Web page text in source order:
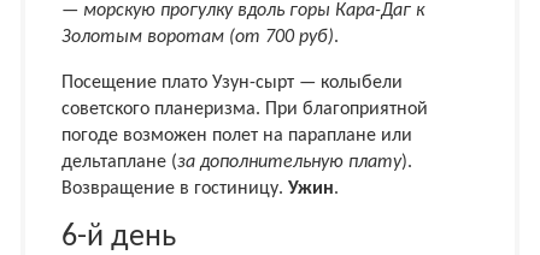
— морскую прогулку вдоль горы Кара-Даг к
Золотым воротам (от 700 руб).
Посещение плато Узун-сырт — колыбели
советского планеризма. При благоприятной
погоде возможен полет на параплане или
дельтаплане (за дополнительную плату).
Возвращение в гостиницу. Ужин.
6-й день